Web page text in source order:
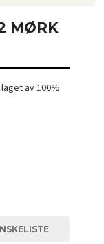
MØRK
av 100%